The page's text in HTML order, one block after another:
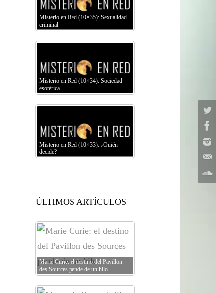
Misterio en Red (10×35): Sexualidad
criminal
Misterio en Red (10×34): Sociedad
esotérica
Misterio en Red (10×33): ¿Quién
decide?
ÚLTIMOS ARTÍCULOS
Marie Curie: el destino del Pavillon
des Sources pende de un hilo